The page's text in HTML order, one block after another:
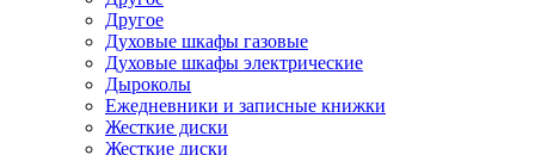
Другое
Духовые шкафы газовые
Духовые шкафы электрические
Дыроколы
Ежедневники и записные книжки
Жесткие диски
Жесткие диски